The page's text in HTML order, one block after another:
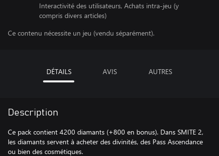
Interactivité des utilisateurs, Achats intra-jeu (y
compris divers articles)
Ce contenu nécessite un jeu (vendu séparément).
DÉTAILS AVIS AUTRES
Description
Ce pack contient 4200 diamants (+800 en bonus). Dans SMITE 2,
les diamants servent à acheter des divinités, des Pass Ascendance
ou bien des cosmétiques.